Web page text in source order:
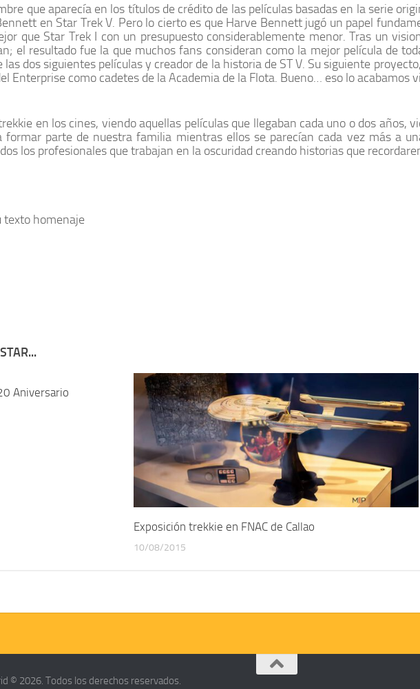
que aparecía en los títulos de crédito de las películas basadas en la serie
en Star Trek V. Pero lo cierto es que Harve Bennettjugó un papel
que Star Trek I con un presupuesto considerablemente menor. Tras un
; el resultado fue la que muchos fans consideran como la mejor película de
dos siguientes películas y creador de la historia de ST V. Su siguiente
Enterprise como cadetes de la Academia de la Flota. Bueno… eso lo acabamos
en los cines, viendo aquellas películas que llegaban cada uno o dos años,
formar parte de nuestra familia mientras ellos se parecían cada vez más a
los profesionales que trabajan en la oscuridad creando historias que
texto homenaje
Aniversario
Exposición trekkie en FNAC de Callao
10/08/2015
© 2026. Todos los derechos reservados.